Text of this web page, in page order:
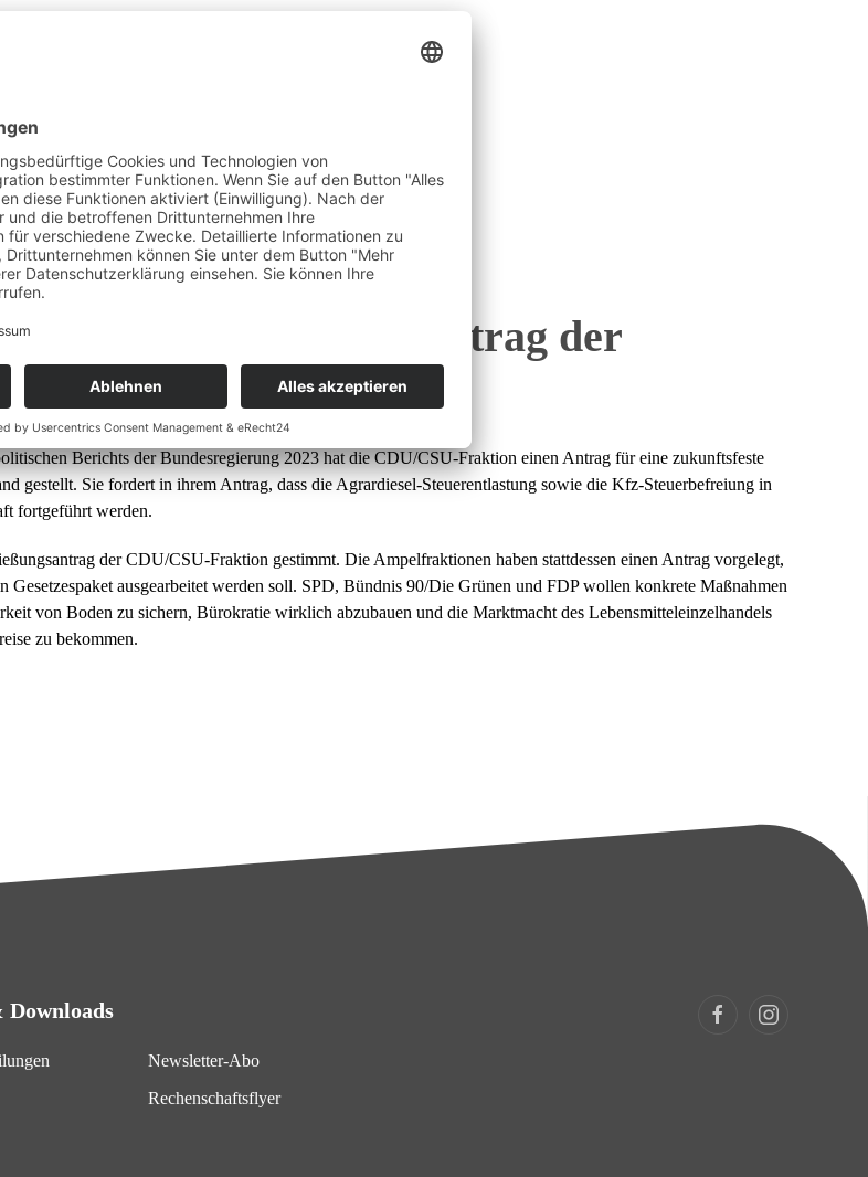
der Landwirtschaft (Antrag der
Berichts der Bundesregierung 2023 hat die CDU/CSU-Fraktion einen Antrag für eine zukunftsfeste
gestellt. Sie fordert in ihrem Antrag, dass die Agrardiesel-Steuerentlastung sowie die Kfz-Steuerbefreiung in
fortgeführt werden.
der CDU/CSU-Fraktion gestimmt. Die Ampelfraktionen haben stattdessen einen Antrag vorgelegt,
Gesetzespaket ausgearbeitet werden soll. SPD, Bündnis 90/Die Grünen und FDP wollen konkrete Maßnahmen
von Boden zu sichern, Bürokratie wirklich abzubauen und die Marktmacht des Lebensmitteleinzelhandels
zu bekommen.
Downloads
Newsletter-Abo
Rechenschaftsflyer